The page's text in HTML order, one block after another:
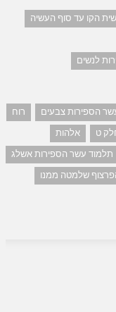
הקו עד סוף העשיה
לנשים
הספירות צבעים
רוח
ט
אלהות
תלמוד עשר הספירות אשלג
שלמטה ממנו